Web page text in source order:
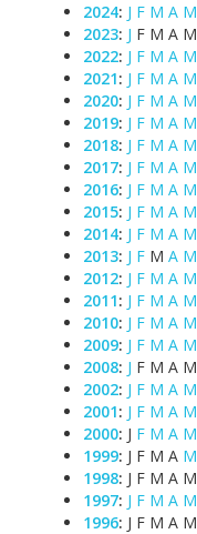
2024: J F M A M
2023: J F M A M
2022: J F M A M
2021: J F M A M
2020: J F M A M
2019: J F M A M
2018: J F M A M
2017: J F M A M
2016: J F M A M
2015: J F M A M
2014: J F M A M
2013: J F M A M
2012: J F M A M
2011: J F M A M
2010: J F M A M
2009: J F M A M
2008: J F M A M
2002: J F M A M
2001: J F M A M
2000: J F M A M
1999: J F M A M
1998: J F M A M
1997: J F M A M
1996: J F M A M